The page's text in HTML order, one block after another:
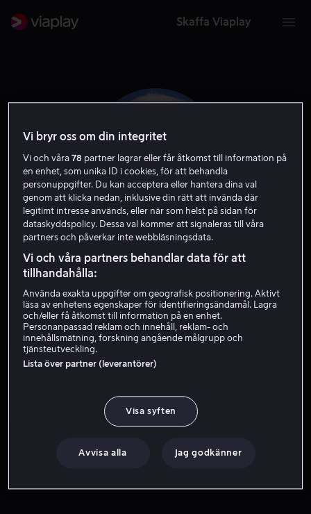
Skaffa Viaplay
Juan Echanove
Vi bryr oss om din integritet
Vi och våra78 partner lagrar eller får åtkomst till information på
en enhet, som unika ID i cookies, för att behandla
personuppgifter. Du kan acceptera eller hantera dina val
genom att klicka nedan, inklusive din rätt att invända där
legitimt intresse används, eller när som helst på sidan för
dataskyddspolicy. Dessa val kommer att signaleras till våra
partners och påverkar inte webbläsningsdata.
Vi och våra partners behandlar data för att
tillhandahålla:
Använda exakta uppgifter om geografisk positionering. Aktivt
läsa av enhetens egenskaper för identifieringsändamål. Lagra
och/eller få åtkomst till information på en enhet.
Personanpassad reklam och innehåll, reklam- och
innehållsmätning, forskning angående målgrupp och
tjänsteutveckling.
Lista över partner (leverantörer)
Visa syften
Avvisa alla Jag godkänner